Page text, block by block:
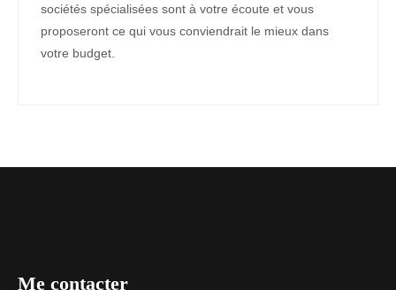
sociétés spécialisées sont à votre écoute et vous
proposeront ce qui vous conviendrait le mieux dans
votre budget.
Me contacter